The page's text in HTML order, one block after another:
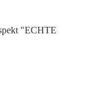
"ECHTE